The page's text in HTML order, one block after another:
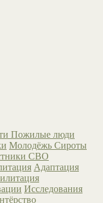
Пожилые люди
Молодёжь Сироты
СВО
Адаптация
Исследования